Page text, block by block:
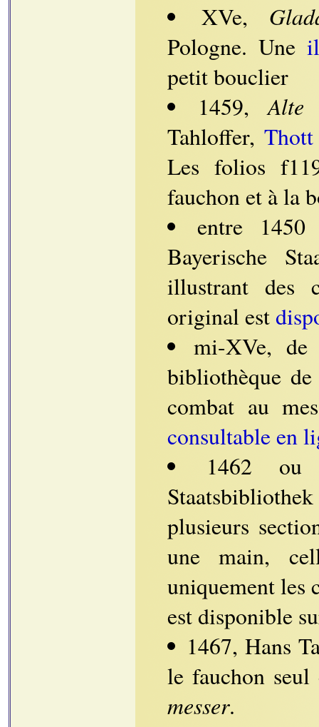
XVe,
Pologne. Une
petit bouclier
1459,Alte
Tahloffer, Thott
Les folios
fauchon et à la
entre
Bayerische
illustrant des
original est
mi-XVe,
bibliothèque
combat au
consultable en
1462 ou
plusieurs
une main,
uniquement les
est disponible
1467, Hans
le fauchon seul
messer.